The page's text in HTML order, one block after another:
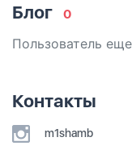
Блог 0
Пользователь
Контакты
m1shamb